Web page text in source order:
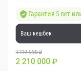
Гарантия 5 лет
Ваш кешбек
3 119 990 ₽
2 210 000 ₽